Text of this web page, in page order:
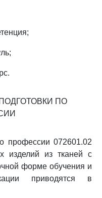
ПО
профессии 072601.02
изделий из тканей с
форме обучения и
приводятся в